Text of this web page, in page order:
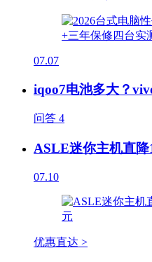
07.07
iqoo7电池多大？
问答 4
ASLE迷你主机直
07.10
优惠直达 >